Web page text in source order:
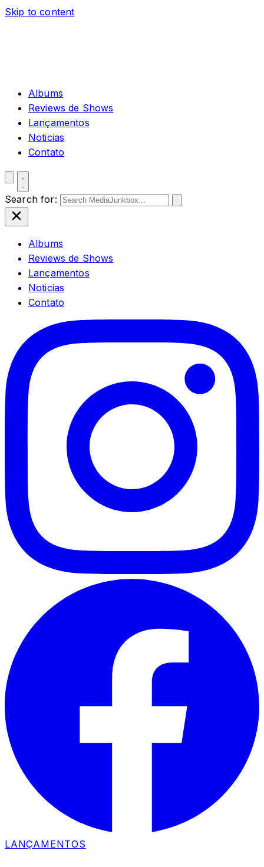
Skip to content
Albums
Reviews de Shows
Lançamentos
Noticias
Contato
Search for:
Albums
Reviews de Shows
Lançamentos
Noticias
Contato
LANÇAMENTOS